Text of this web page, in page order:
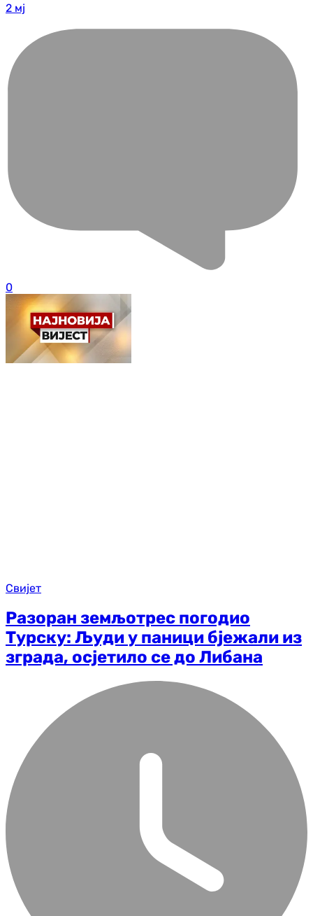
2 мј
0
Свијет
Разоран земљотрес погодио
Турску: Људи у паници бјежали из
зграда, осјетило се до Либана